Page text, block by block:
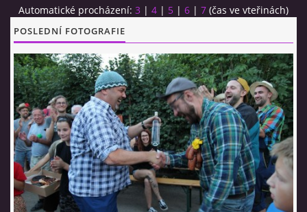
FOTOALBUM
CESTA KOLEM SVĚTA 2014 - VIDEO
VIDLÁCKÝ VÍCEBOJ 2023
CENÍK
Automatické procházení: 3 | 4 | 5 | 6 | 7 (čas ve vteřinách)
POSLEDNÍ FOTOGRAFIE